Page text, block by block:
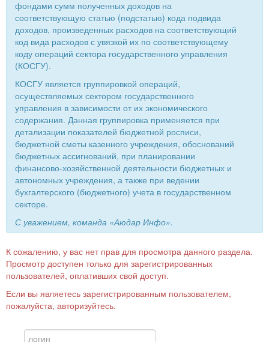
фондами сумм полученных доходов на
соответствующую статью (подстатью) кода подвида
доходов, произведенных расходов на соответствующий
код вида расходов с увязкой их по соответствующему
коду операций сектора государственного управления
(КОСГУ).
КОСГУ является группировкой операций,
осуществляемых сектором государственного
управления в зависимости от их экономического
содержания. Данная группировка применяется при
детализации показателей бюджетной росписи,
бюджетной сметы казенного учреждения, обоснований
бюджетных ассигнований, при планировании
финансово-хозяйственной деятельности бюджетных и
автономных учреждения, а также при ведении
бухгалтерского (бюджетного) учета в государственном
секторе.
С уважением, команда «Аюдар Инфо».
К сожалению, у вас нет прав для просмотра данного раздела.
Просмотр доступен только для зарегистрированных
пользователей, оплативших свой доступ.
Если вы являетесь зарегистрированным пользователем,
пожалуйста, авторизуйтесь.